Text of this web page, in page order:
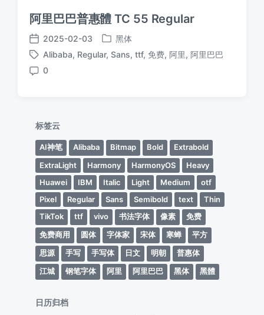
阿里巴巴普惠體 TC 55 Regular
发
布
日
2025-02-03
发
布
黑体
标
签
Alibaba, Regular, Sans, ttf, 免费, 阿里, 阿里巴巴
评
0
标签云
AI神笔 Alibaba Bitmap Bold
Extrabold
ExtraLight
Harmony HarmonyOS
Heavy
Huawei
IBM Italic Light Medium
otf
Pixel
Regular Sans Semibold text
Thin
TikTok
ttf vivo 书法字体 像素
免费
免费商用
圆体 字体家 宋体 寒蝉
平方
思源
手写 手写体 日文 明朝
普惠体
江城
钢笔字体 阿里 阿里巴巴 黑体 黑體
日历归档